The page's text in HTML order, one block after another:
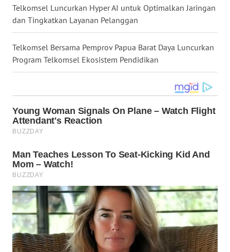
Telkomsel Luncurkan Hyper AI untuk Optimalkan Jaringan
dan Tingkatkan Layanan Pelanggan
Telkomsel Bersama Pemprov Papua Barat Daya Luncurkan
Program Telkomsel Ekosistem Pendidikan
WN
WN
WN
WN
WN
WN
DAIRI
WN